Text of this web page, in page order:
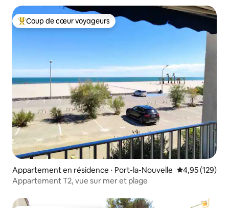
Coups de cœur voyageurs les plus appréciés
Coup de cœur voyageurs
Appartement en résidence ⋅ Port-la-Nouvelle Évaluation
4,95 (129)
Appartement T2, vue sur mer et plage